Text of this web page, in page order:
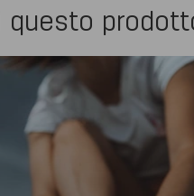
questo